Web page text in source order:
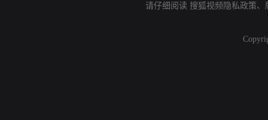
请仔细阅读 搜狐视频隐私政策、